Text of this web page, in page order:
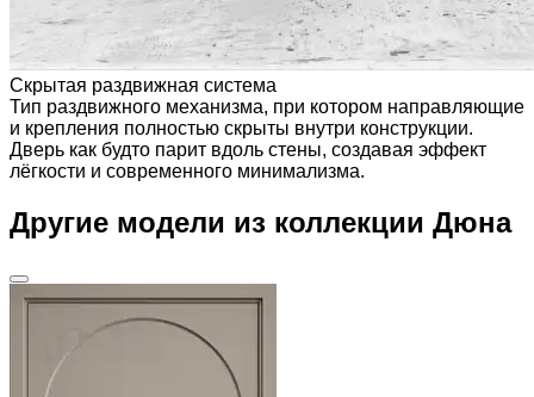
Скрытая раздвижная система
Тип раздвижного механизма, при котором направляющие
и крепления полностью скрыты внутри конструкции.
Дверь как будто парит вдоль стены, создавая эффект
лёгкости и современного минимализма.
Другие модели из коллекции Дюна